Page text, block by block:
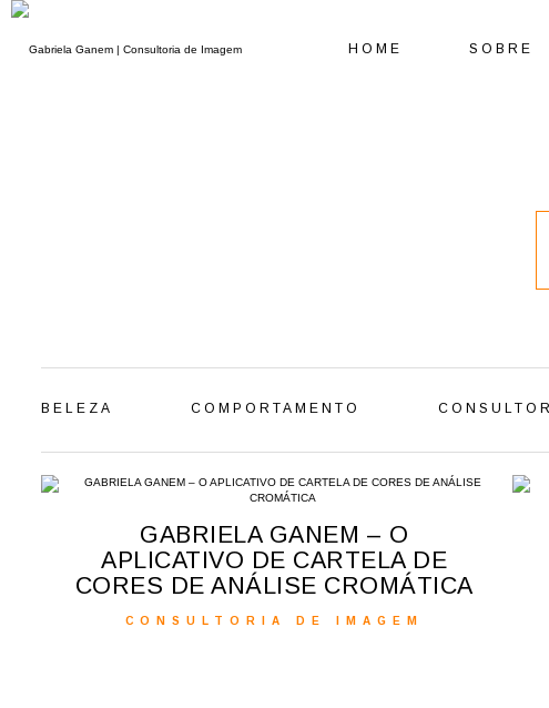
HOME SOBRE
BELEZA COMPORTAMENTO
GABRIELA GANEM – O
APLICATIVO DE CARTELA DE
CORES DE ANÁLISE CROMÁTICA
CONSULTORIA DE IMAGEM